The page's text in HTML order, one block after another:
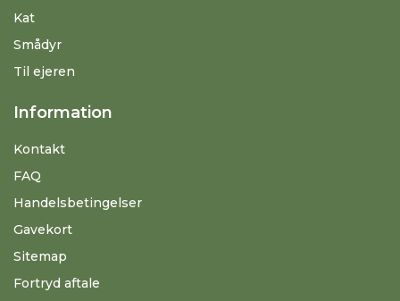
Kat
Smådyr
Til ejeren
Information
Kontakt
FAQ
Handelsbetingelser
Gavekort
Sitemap
Fortryd aftale